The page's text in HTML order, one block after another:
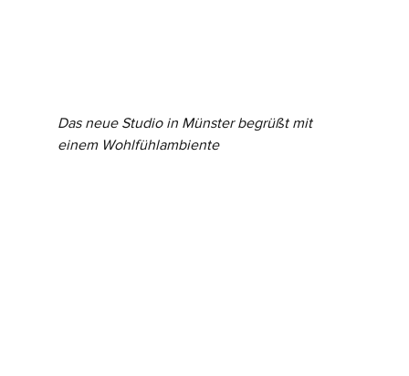
Das neue Studio in Münster begrüßt mit
einem Wohlfühlambiente